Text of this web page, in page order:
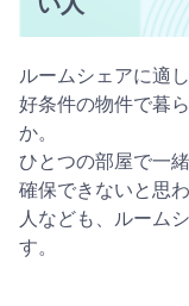
ルームシェアに適
好条件の物件で暮
か。
ひとつの部屋で一
確保できないと思
人なども、ルーム
す。